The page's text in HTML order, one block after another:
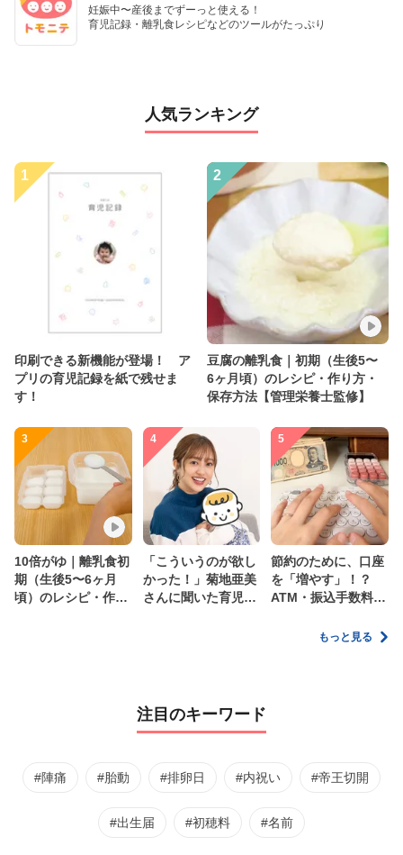
妊娠中〜産後までずーっと使える！
育児記録・離乳食レシピなどのツールがたっぷり
人気ランキング
1
印刷できる新機能が登場！ ア
プリの育児記録を紙で残せま
す！
2
豆腐の離乳食｜初期（生後5〜
6ヶ月頃）のレシピ・作り方・
保存方法【管理栄養士監修】
3
10倍がゆ｜離乳食初
期（生後5〜6ヶ月
頃）のレシピ・作り
4
「こういうのが欲し
かった！」菊地亜美
さんに聞いた育児
5
節約のために、口座
を「増やす」！？
ATM・振込手数料の
家計管理術もっと見る
注目のキーワード
#陣痛 #胎動 #排卵日 #内祝い #帝王切開
#出生届 #初穂料 #名前